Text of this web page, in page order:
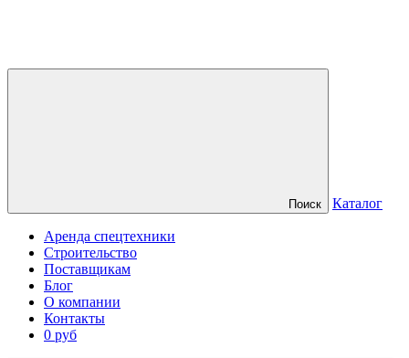
Поиск Каталог
Аренда спецтехники
Строительство
Поставщикам
Блог
О компании
Контакты
0 руб